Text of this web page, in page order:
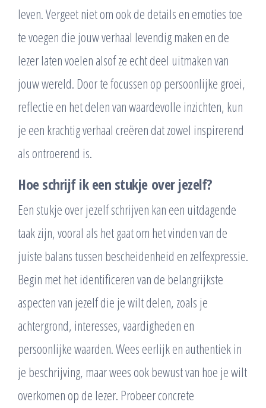
leven. Vergeet niet om ook de details en emoties toe
te voegen die jouw verhaal levendig maken en de
lezer laten voelen alsof ze echt deel uitmaken van
jouw wereld. Door te focussen op persoonlijke groei,
reflectie en het delen van waardevolle inzichten, kun
je een krachtig verhaal creëren dat zowel inspirerend
als ontroerend is.
Hoe schrijf ik een stukje over jezelf?
Een stukje over jezelf schrijven kan een uitdagende
taak zijn, vooral als het gaat om het vinden van de
juiste balans tussen bescheidenheid en zelfexpressie.
Begin met het identificeren van de belangrijkste
aspecten van jezelf die je wilt delen, zoals je
achtergrond, interesses, vaardigheden en
persoonlijke waarden. Wees eerlijk en authentiek in
je beschrijving, maar wees ook bewust van hoe je wilt
overkomen op de lezer. Probeer concrete